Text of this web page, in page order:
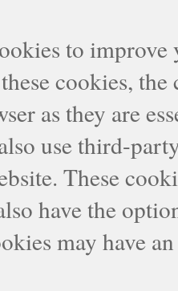
to
cookies,
as they are
use third-
These
have the
may have